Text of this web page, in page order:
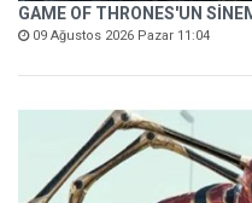
GAME OF THRONES'UN
09 Ağustos 2026 Pazar 11:04